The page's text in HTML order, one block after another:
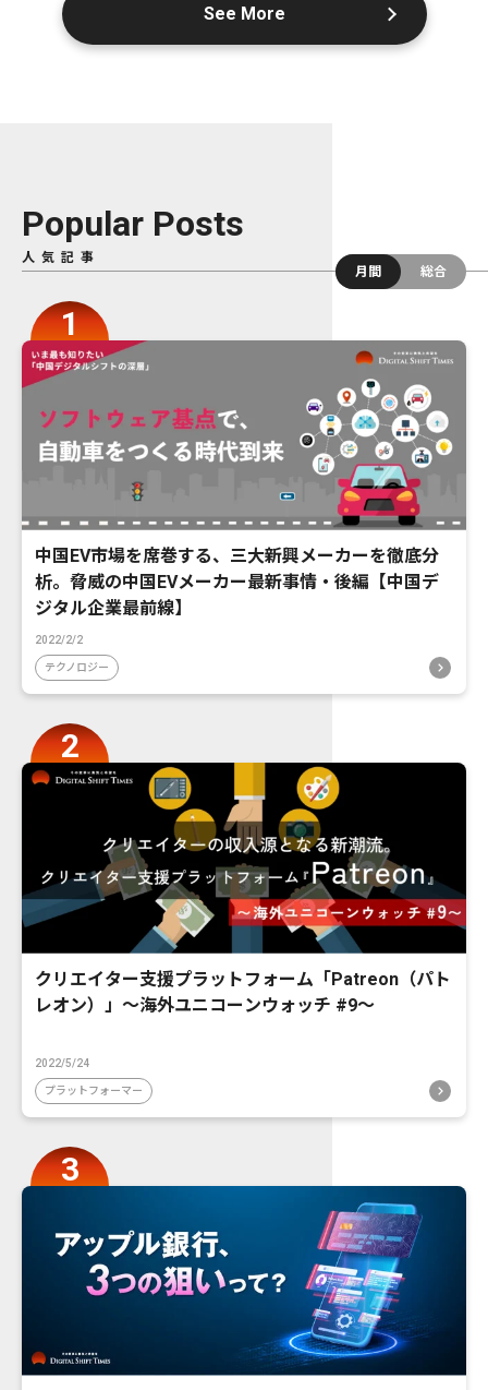
See More
Popular Posts
人気記事
月間
総合
中国EV市場を席巻する、三大新興メーカーを徹底分
析。脅威の中国EVメーカー最新事情・後編【中国デ
ジタル企業最前線】
2022/2/2
テクノロジー
クリエイター支援プラットフォーム「Patreon（パト
レオン）」〜海外ユニコーンウォッチ #9〜
2022/5/24
プラットフォーマー